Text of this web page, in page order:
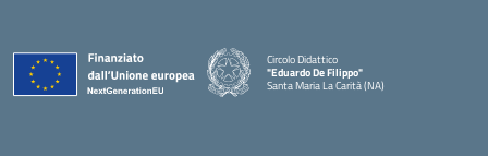
Circolo Didattico
"Eduardo De Filippo"
Santa Maria La Carità (NA)